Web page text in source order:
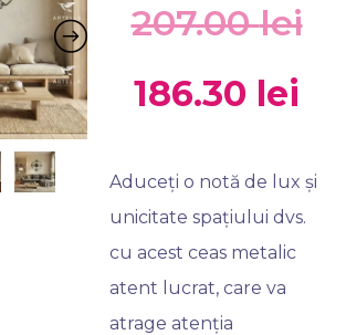
207.00lei
186.30 lei
Aduceți o notă de lux și
unicitate spațiului dvs.
cu acest ceas metalic
atent lucrat, care va
atrage atenția